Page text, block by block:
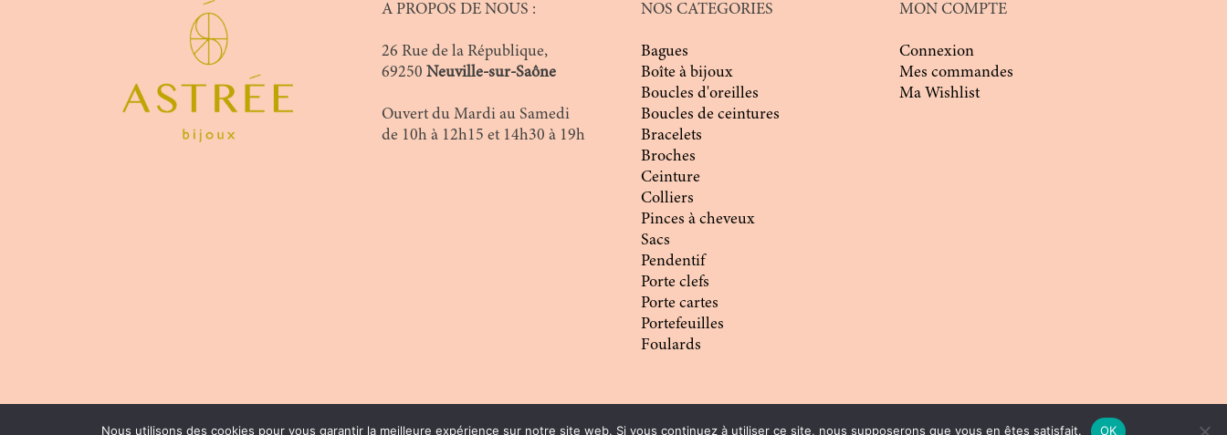
A PROPOS DE NOUS :
26 Rue de la République,
69250 Neuville-sur-Saône
Ouvert du Mardi au Samedi
de 10h à 12h15 et 14h30 à 19h
NOS CATEGORIES
Bagues
Boîte à bijoux
Boucles d'oreilles
Boucles de ceintures
Bracelets
Broches
Ceinture
Colliers
Pinces à cheveux
Sacs
Pendentif
Porte clefs
Porte cartes
Portefeuilles
Foulards
MON COMPTE
Connexion
Mes commandes
Ma Wishlist
Nous utilisons des cookies pour vous garantir la meilleure expérience sur notre site web. Si vous continuez à utiliser ce site, nous supposerons que vous en êtes satisfait. OK